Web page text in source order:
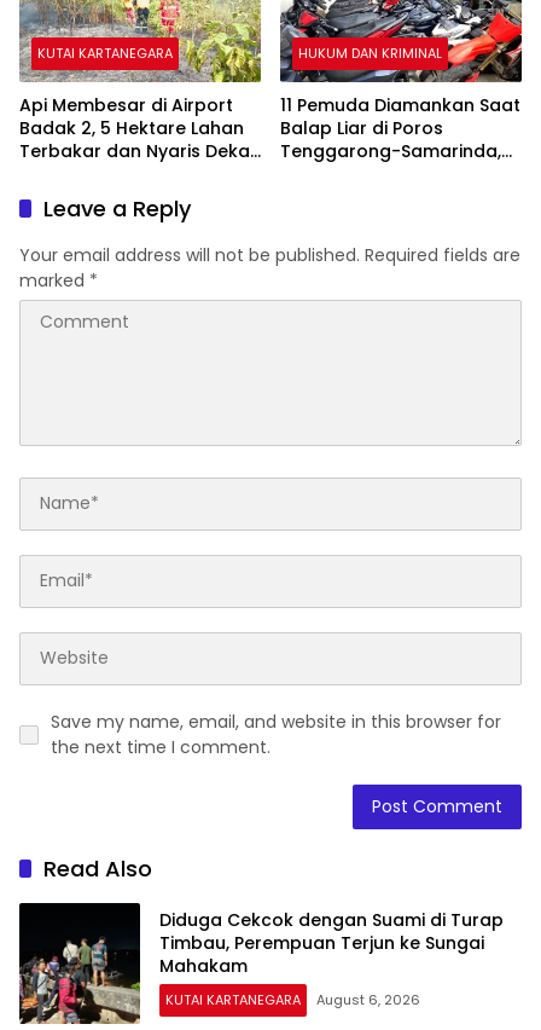
KUTAI KARTANEGARA
Api Membesar di Airport
Badak 2, 5 Hektare Lahan
Terbakar dan Nyaris Dekati
HUKUM DAN KRIMINAL
11 Pemuda Diamankan Saat
Balap Liar di Poros
Tenggarong-Samarinda,
Leave a Reply
Your email address will not be published. Required fields are
marked *
Save my name, email, and website in this browser for
the next time I comment.
Read Also
Diduga Cekcok dengan Suami di Turap
Timbau, Perempuan Terjun ke Sungai
Mahakam
KUTAI KARTANEGARA August 6, 2026